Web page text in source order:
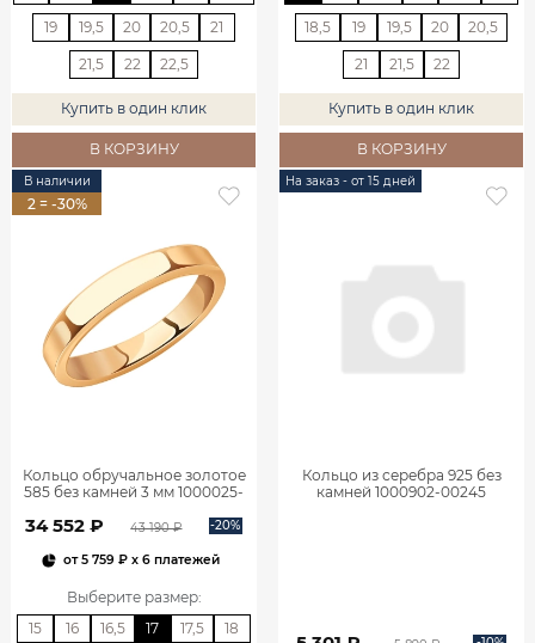
19 19,5 20 20,5 21
21,5 22 22,5
Купить в один клик
В КОРЗИНУ
18,5 19 19,5 20 20,5
21 21,5 22
Купить в один клик
В КОРЗИНУ
В наличии
2 = -30%
Кольцо обручальное золотое
585 без камней 3 мм 1000025-
34 552 ₽ 43 190 ₽ -20%
от5 759 ₽x 6 платежей
Выберите размер:
15
16 16,5 17 17,5 18
На заказ - от 15 дней
Кольцо из серебра 925 без
камней 1000902-00245